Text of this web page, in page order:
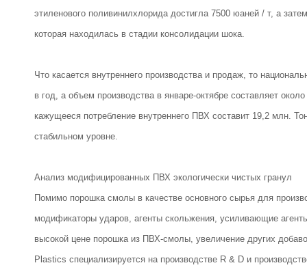
этиленового поливинилхлорида достигла 7500 юаней / т, а
которая находилась в стадии консолидации шока.
Что касается внутреннего производства и продаж, то
в год, а объем производства в январе-октябре составляет
кажущееся потребление внутреннего ПВХ составит 19,2 млн.
стабильном уровне.
Анализ модифицированных ПВХ экологически чистых гранул
Помимо порошка смолы в качестве основного сырья для
модификаторы ударов, агенты скольжения, усиливающие
высокой цене порошка из ПВХ-смолы, увеличение других
Plastics специализируется на производстве R & D и